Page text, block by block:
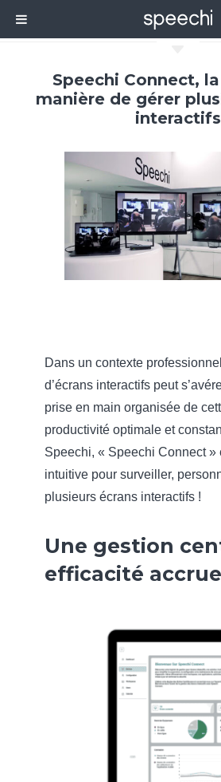
Speechi Connect,
manière de gérer
interactifs
Dans un contexte
d’écrans interactifs peut
prise en main organisée de
productivité optimale et
Speechi, « Speechi Connect
intuitive pour surveiller,
plusieurs écrans interactifs !
Une gestion
efficacité accrue